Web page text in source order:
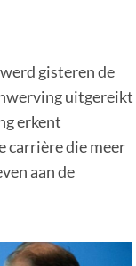
gisteren de
uitgereikt
erkent
carrière die meer
aan de